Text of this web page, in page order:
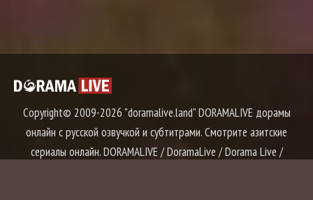
Copyright© 2009-2026 "doramalive.land" DORAMALIVE дорамы
онлайн с русской озвучкой и субтитрами. Смотрите азитские
сериалы онлайн. DORAMALIVE / DoramaLive / Dorama Live /